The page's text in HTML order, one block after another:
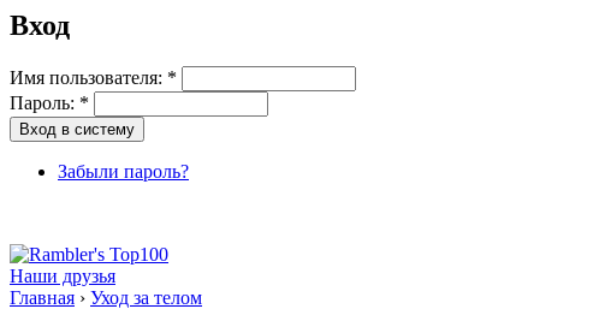
Вход
Имя пользователя: *
Пароль: *
Забыли пароль?
Наши друзья
Главная › Уход за телом